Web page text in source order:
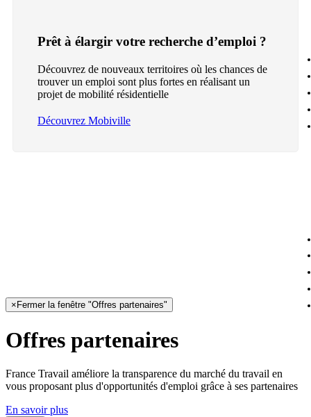
Prêt à élargir votre recherche d’emploi ?
Découvrez de nouveaux territoires où les chances de
trouver un emploi sont plus fortes en réalisant un
projet de mobilité résidentielle
Découvrez Mobiville
× Fermer la fenêtre "Offres partenaires"
Offres partenaires
France Travail améliore la transparence du marché du travail en
vous proposant plus d'opportunités d'emploi grâce à ses partenaires
En savoir plus